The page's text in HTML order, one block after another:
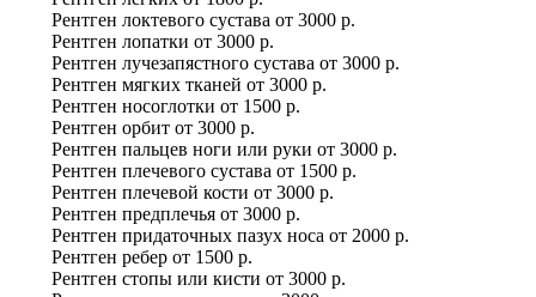
Рентген локтевого сустава от 3000 р.
Рентген лопатки от 3000 р.
Рентген лучезапястного сустава от 3000 р.
Рентген мягких тканей от 3000 р.
Рентген носоглотки от 1500 р.
Рентген орбит от 3000 р.
Рентген пальцев ноги или руки от 3000 р.
Рентген плечевого сустава от 1500 р.
Рентген плечевой кости от 3000 р.
Рентген предплечья от 3000 р.
Рентген придаточных пазух носа от 2000 р.
Рентген ребер от 1500 р.
Рентген стопы или кисти от 3000 р.